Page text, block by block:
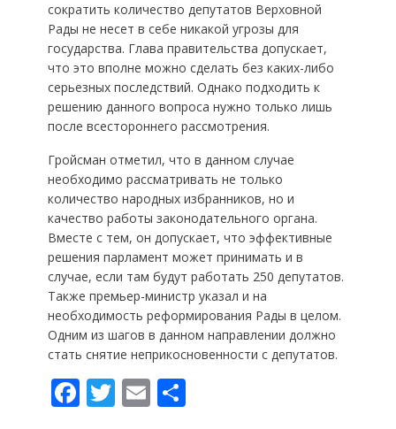
сократить количество депутатов Верховной
Рады не несет в себе никакой угрозы для
государства. Глава правительства допускает,
что это вполне можно сделать без каких-либо
серьезных последствий. Однако подходить к
решению данного вопроса нужно только лишь
после всестороннего рассмотрения.
Гройсман отметил, что в данном случае
необходимо рассматривать не только
количество народных избранников, но и
качество работы законодательного органа.
Вместе с тем, он допускает, что эффективные
решения парламент может принимать и в
случае, если там будут работать 250 депутатов.
Также премьер-министр указал и на
необходимость реформирования Рады в целом.
Одним из шагов в данном направлении должно
стать снятие неприкосновенности с депутатов.
F T E П